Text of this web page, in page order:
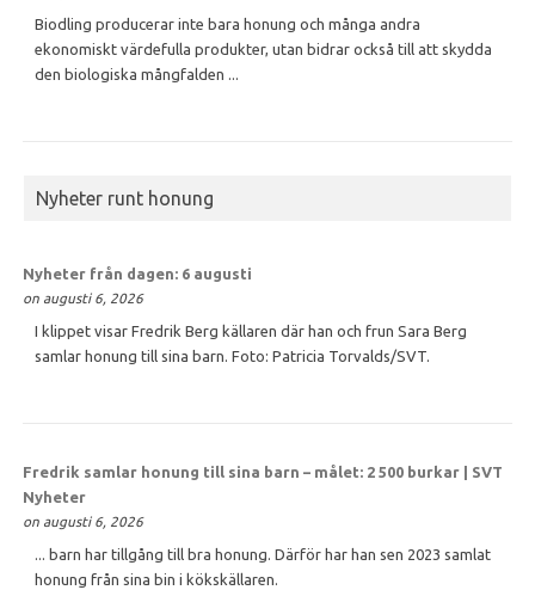
Biodling producerar inte bara honung och många andra
ekonomiskt värdefulla produkter, utan bidrar också till att skydda
den biologiska mångfalden ...
Nyheter runt honung
Nyheter från dagen: 6 augusti
on augusti 6, 2026
I klippet visar Fredrik Berg källaren där han och frun Sara Berg
samlar honung till sina barn. Foto: Patricia Torvalds/SVT.
Fredrik samlar honung till sina barn – målet: 2 500 burkar | SVT
Nyheter
on augusti 6, 2026
... barn har tillgång till bra honung. Därför har han sen 2023 samlat
honung från sina bin i kökskällaren.